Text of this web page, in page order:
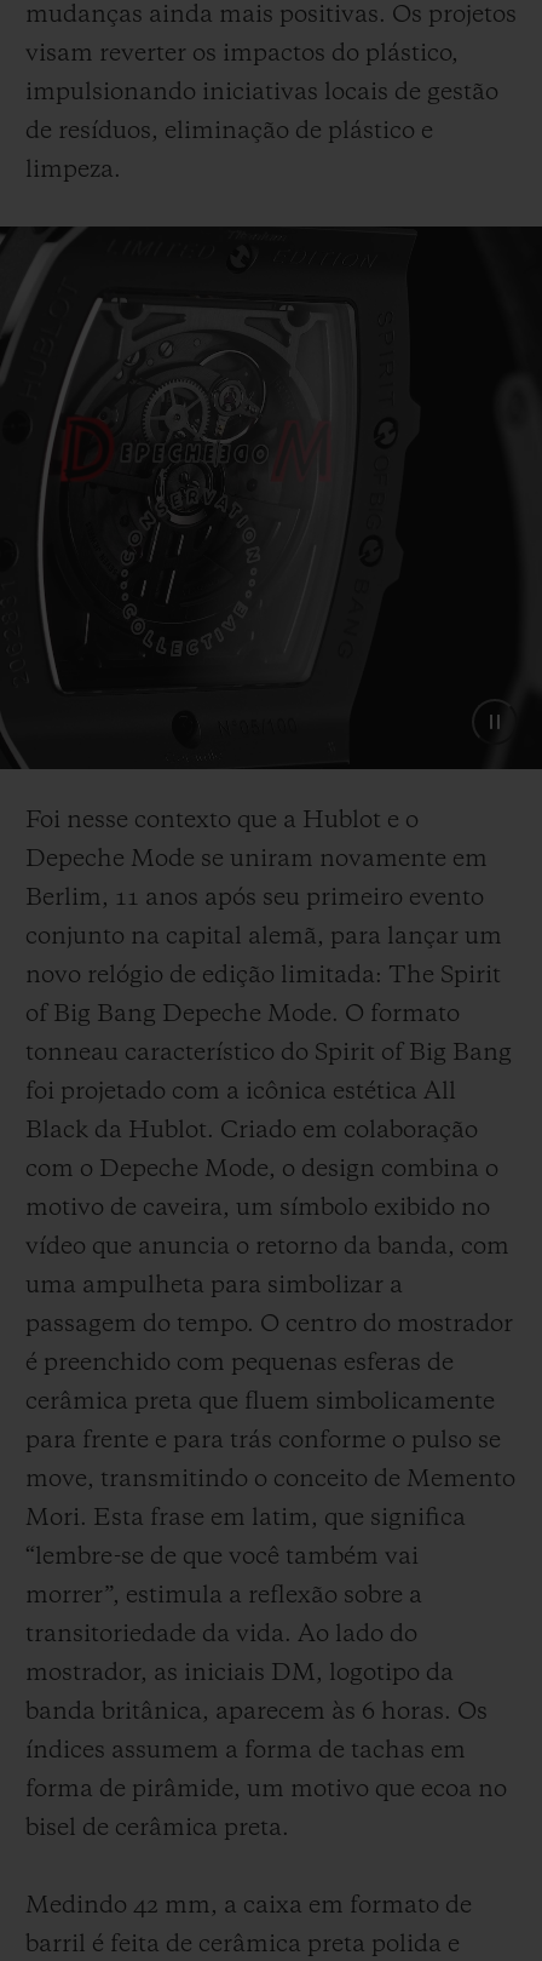
mudanças ainda mais positivas. Os projetos
visam reverter os impactos do plástico,
impulsionando iniciativas locais de gestão
de resíduos, eliminação de plástico e
limpeza.
Foi nesse contexto que a Hublot e o
Depeche Mode se uniram novamente em
Berlim, 11 anos após seu primeiro evento
conjunto na capital alemã, para lançar um
novo relógio de edição limitada: The Spirit
of Big Bang Depeche Mode. O formato
tonneau característico do Spirit of Big Bang
foi projetado com a icônica estética All
Black da Hublot. Criado em colaboração
com o Depeche Mode, o design combina o
motivo de caveira, um símbolo exibido no
vídeo que anuncia o retorno da banda, com
uma ampulheta para simbolizar a
passagem do tempo. O centro do mostrador
é preenchido com pequenas esferas de
cerâmica preta que fluem simbolicamente
para frente e para trás conforme o pulso se
move, transmitindo o conceito de Memento
Mori. Esta frase em latim, que significa
“lembre-se de que você também vai
morrer”, estimula a reflexão sobre a
transitoriedade da vida. Ao lado do
mostrador, as iniciais DM, logotipo da
banda britânica, aparecem às 6 horas. Os
índices assumem a forma de tachas em
forma de pirâmide, um motivo que ecoa no
bisel de cerâmica preta.
Medindo 42 mm, a caixa em formato de
barril é feita de cerâmica preta polida e